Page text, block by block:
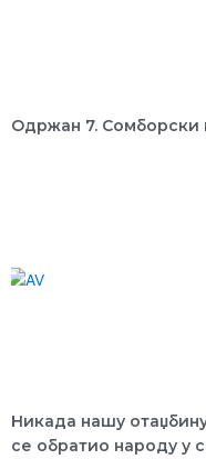
Одржан 7.
Никада нашу
се обратио народу у